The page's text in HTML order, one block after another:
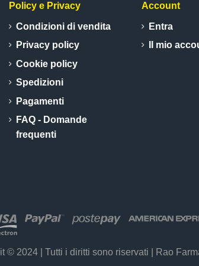
Policy e Privacy
Condizioni di vendita
Privacy policy
Cookie policy
Spedizioni
Pagamenti
FAQ - Domande
frequenti
Account
Entra
Il mio
© 2024 | Tutti i diritti sono riservati | Rao